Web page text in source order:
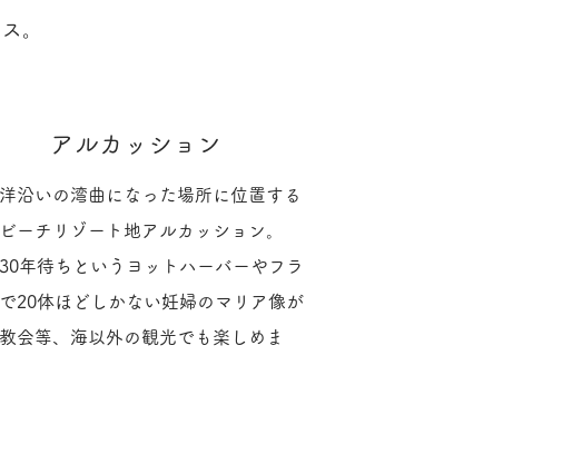
。
アルカッション
沿いの湾曲になった場所に位置する
ーチリゾート地アルカッション。
年待ちというヨットハーバーやフラ
20体ほどしかない妊婦のマリア像が
会等、海以外の観光でも楽しめま